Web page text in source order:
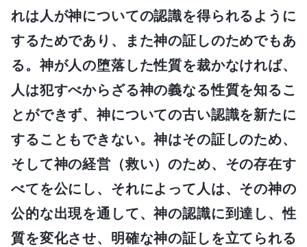
れは人が神についての認識を得られるように
するためであり、また神の証しのためでもあ
る。神が人の堕落した性質を裁かなければ、
人は犯すべからざる神の義なる性質を知るこ
とができず、神についての古い認識を新たに
することもできない。神はその証しのため、
そして神の経営（救い）のため、その存在す
べてを公にし、それによって人は、その神の
公的な出現を通して、神の認識に到達し、性
質を変化させ、明確な神の証しを立てられる